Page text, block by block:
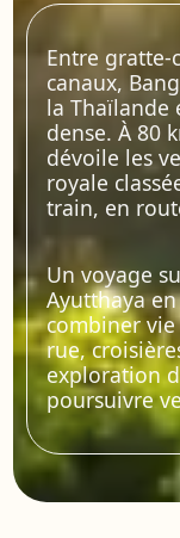
Entre gratte-
canaux,
la
dense. À 80
dévoile les
royale
train, en
Un voyage
Ayutthaya
combiner
rue,
exploration
poursuivre